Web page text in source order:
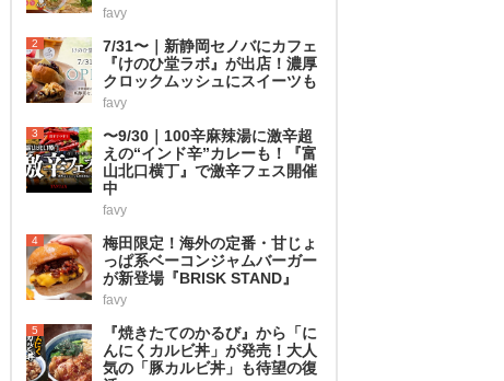
favy
2
7/31〜｜新静岡セノバにカフェ
『けのひ堂ラボ』が出店！濃厚
クロックムッシュにスイーツも
favy
3
〜9/30｜100辛麻辣湯に激辛超
えの“インド辛”カレーも！『富
山北口横丁』で激辛フェス開催
中
favy
4
梅田限定！海外の定番・甘じょ
っぱ系ベーコンジャムバーガー
が新登場『BRISK STAND』
favy
5
『焼きたてのかるび』から「に
んにくカルビ丼」が発売！大人
気の「豚カルビ丼」も待望の復